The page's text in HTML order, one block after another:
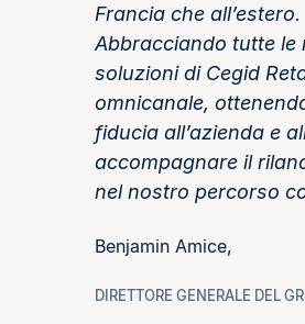
Francia che all’estero.
Abbracciando tutte le
soluzioni di Cegid
omnicanale,
fiducia all’azienda e
accompagnare il
nel nostro percorso
Benjamin Amice,
DIRETTORE GENERALE DEL